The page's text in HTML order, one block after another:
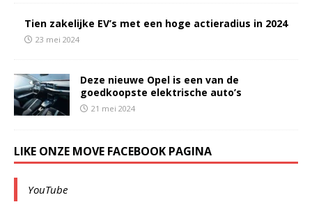
Tien zakelijke EV’s met een hoge actieradius in 2024
23 mei 2024
Deze nieuwe Opel is een van de
goedkoopste elektrische auto’s
21 mei 2024
LIKE ONZE MOVE FACEBOOK PAGINA
YouTube